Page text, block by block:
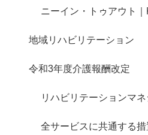
ニーイン・トゥアウト
地域リハビリテーション
令和3年度介護報酬改定
リハビリテーションマネ
全サービスに共通する措